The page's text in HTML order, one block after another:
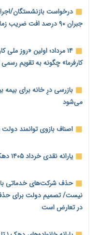
خانه کارگر قزوین: شکاف
می‌شود
رئیس سازمان امور
مالیات هستند
کاهش می‌یابد
اختیارات جدید گمرکات
پایان شهریور ابلاغ شد
درخواست بازنشستگان/
جبران ۹۰ درصد افت ضریب زمان برقراری
۱۴ مرداد؛ اولین «روز
کارفرما» چگونه به تقویم
بازرسی درِ خانه برای
می‌شود
اصناف بازوی توانمند
یارانه نقدی خرداد ۱۴۰۵ دهک‌های چهارم تا نهم واریز شد
حذف شرکت‌های خدماتی با
نیست/ تصمیم دولت برای
در تعارض است